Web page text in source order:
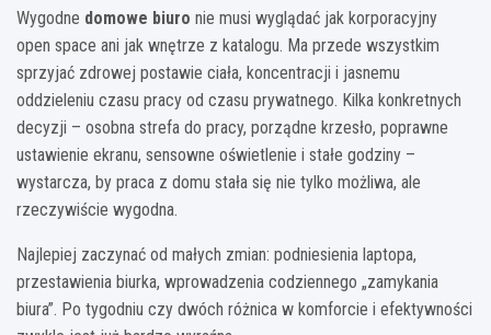
Wygodne domowe biuro nie musi wyglądać jak korporacyjny
open space ani jak wnętrze z katalogu. Ma przede wszystkim
sprzyjać zdrowej postawie ciała, koncentracji i jasnemu
oddzieleniu czasu pracy od czasu prywatnego. Kilka konkretnych
decyzji – osobna strefa do pracy, porządne krzesło, poprawne
ustawienie ekranu, sensowne oświetlenie i stałe godziny –
wystarcza, by praca z domu stała się nie tylko możliwa, ale
rzeczywiście wygodna.
Najlepiej zaczynać od małych zmian: podniesienia laptopa,
przestawienia biurka, wprowadzenia codziennego „zamykania
biura”. Po tygodniu czy dwóch różnica w komforcie i efektywności